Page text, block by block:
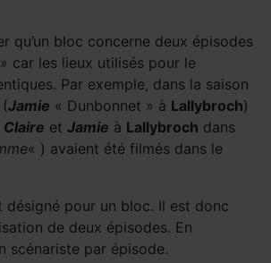
qu’un bloc concerne deux épisodes
car les lieux utilisés pour le
Par exemple, dans la saison
Jamie « Dunbonnet » à Lallybroch)
Claire et Jamie à Lallybroch dans
« ) avaient été filmés dans le
désigné pour un bloc. Il est donc
de deux épisodes. En
scénariste par épisode.